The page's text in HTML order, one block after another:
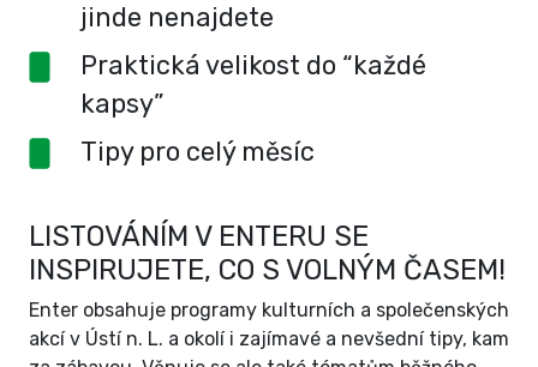
jinde nenajdete
Praktická velikost do “každé
kapsy”
Tipy pro celý měsíc
LISTOVÁNÍM V ENTERU SE
INSPIRUJETE, CO S VOLNÝM ČASEM!
Enter obsahuje programy kulturních a společenských
akcí v Ústí n. L. a okolí i zajímavé a nevšední tipy, kam